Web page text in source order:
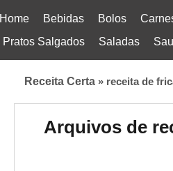
Home Bebidas Bolos
Pratos Salgados
Saladas
Receita Certa » receita de
Arquivos de